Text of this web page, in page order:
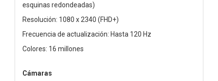
esquinas redondeadas)
Resolución: 1080 x 2340 (FHD+)
Frecuencia de actualización: Hasta 120 Hz
Colores: 16 millones
Cámaras